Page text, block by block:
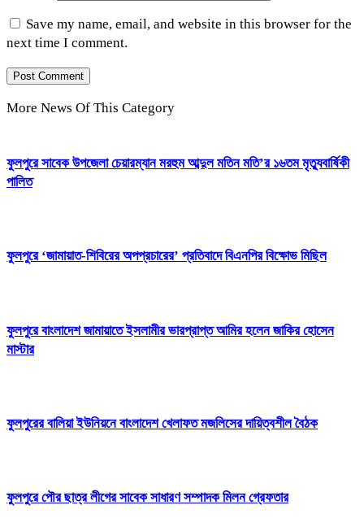
Save my name, email, and website in this browser for the
next time I comment.
More News Of This Category
ফুলপুরে সাবেক উপজেলা চেয়ারম্যান মরহুম আব্দুল মতিন মতি’র ১৬তম মৃত্যুবার্ষিকী
পালিত
ফুলপুরে ‘জামায়াত-শিবিরের অপপ্রচারের’ প্রতিবাদে বিএনপির বিক্ষোভ মিছিল
ফুলপুরে বাংলাদেশ জামায়াতে ইসলামীর ভারপ্রাপ্ত আমির হলেন জাকির হোসেন
মাস্টার
ফুলপুরের বালিয়া ইউনিয়নে বাংলাদেশ খেলাফত মজলিসের দায়িত্বশীল বৈঠক
ফুলপুরে পৌর ছাত্র লীগের সাবেক সাধারণ সম্পাদক মিলন গ্রেফতার